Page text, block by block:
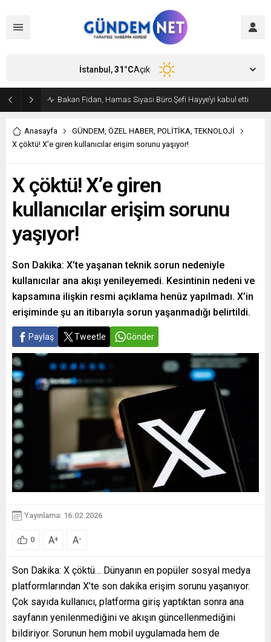
Bakan Fidan, Hamas Siyasi Büro Şefi Hayye’yi kabul etti
İstanbul,31°CAçık
Anasayfa GÜNDEM, ÖZEL HABER, POLİTİKA,TEKNOLOJİ
X çöktü! X’e giren kullanıcılar erişim sorunu yaşıyor!
X çöktü! X’e giren
kullanıcılar erişim sorunu
yaşıyor!
Son Dakika: X’te yaşanan teknik sorun nedeniyle
kullanıcılar ana akışı yenileyemedi. Kesintinin nedeni ve
kapsamına ilişkin resmi açıklama henüz yapılmadı. X’in
erişiminde şu an itibarıyla sorun yaşanmadığı belirtildi.
Paylaş Tweetle Gönder
Yayınlama: 16.02.2026
0 A+ A-
Son Dakika: X çöktü… Dünyanın en popüler sosyal medya
platformlarından X’te son dakika erişim sorunu yaşanıyor.
Çok sayıda kullanıcı, platforma giriş yaptıktan sonra ana
sayfanın yenilenmediğini ve akışın güncellenmediğini
bildiriyor. Sorunun hem mobil uygulamada hem de